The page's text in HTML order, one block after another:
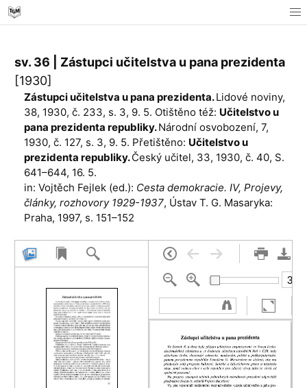
sv. 36 | Zástupci učitelstva u pana prezidenta
[1930]
Zástupci učitelstva u pana prezidenta.Lidové noviny,
38, 1930, č. 233, s. 3, 9. 5. Otištěno též: Učitelstvo u
pana prezidenta republiky.Národní osvobození, 7,
1930, č. 127, s. 3, 9. 5. Přetištěno: Učitelstvo u
prezidenta republiky.Český učitel, 33, 1930, č. 40, S.
641–644, 16. 5.
in: Vojtěch Fejlek (ed.): Cesta demokracie. IV, Projevy,
články, rozhovory 1929-1937, Ústav T. G. Masaryka:
Praha, 1997, s. 151–152